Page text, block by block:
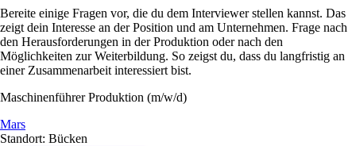
Bereite einige Fragen vor, die du dem Interviewer stellen kannst. Das
zeigt dein Interesse an der Position und am Unternehmen. Frage nach
den Herausforderungen in der Produktion oder nach den
Möglichkeiten zur Weiterbildung. So zeigst du, dass du langfristig an
einer Zusammenarbeit interessiert bist.
Maschinenführer Produktion (m/w/d)
Mars
Standort: Bücken